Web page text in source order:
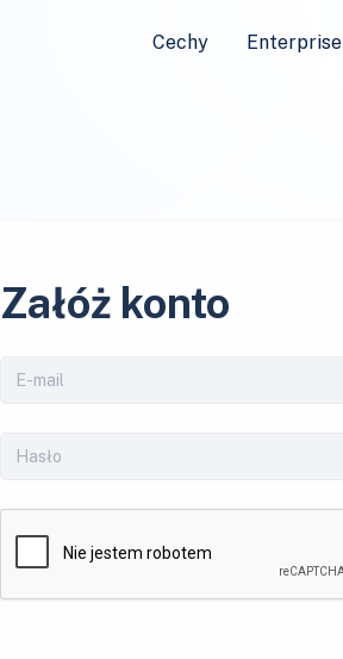
Cechy Enterprise
Załóż konto